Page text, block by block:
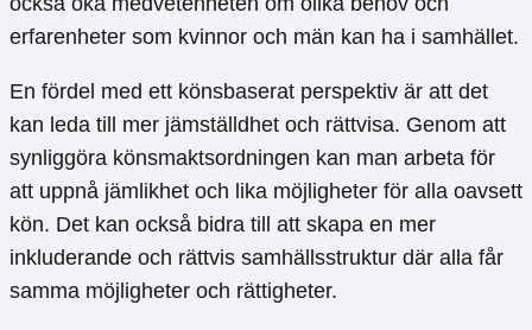
erfarenheter som kvinnor och män kan ha i samhället.
En fördel med ett könsbaserat perspektiv är att det
kan leda till mer jämställdhet och rättvisa. Genom att
synliggöra könsmaktsordningen kan man arbeta för
att uppnå jämlikhet och lika möjligheter för alla oavsett
kön. Det kan också bidra till att skapa en mer
inkluderande och rättvis samhällsstruktur där alla får
samma möjligheter och rättigheter.